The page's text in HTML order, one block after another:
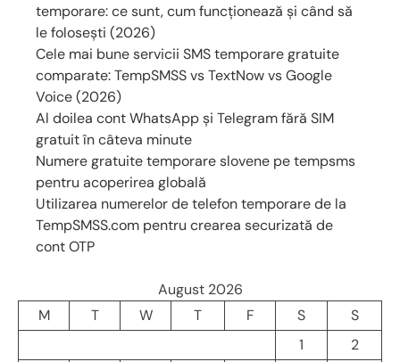
temporare: ce sunt, cum funcționează și când să
le folosești (2026)
Cele mai bune servicii SMS temporare gratuite
comparate: TempSMSS vs TextNow vs Google
Voice (2026)
Al doilea cont WhatsApp și Telegram fără SIM
gratuit în câteva minute
Numere gratuite temporare slovene pe tempsms
pentru acoperirea globală
Utilizarea numerelor de telefon temporare de la
TempSMSS.com pentru crearea securizată de
cont OTP
August 2026
M
T W T F S
S
1
2